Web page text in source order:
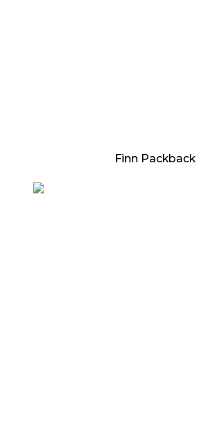
Finn Packback